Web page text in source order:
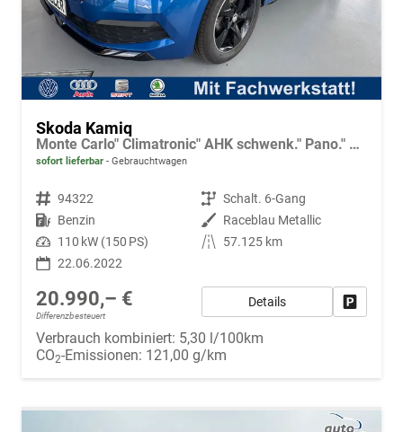
Skoda Kamiq
Monte Carlo" Climatronic" AHK schwenk." Pano." LED" Tempo.+ACC" PDC v.+h.+Kamera
sofort lieferbar Gebrauchtwagen
Fahrzeugnr. 94322 Getriebe Schalt. 6-Gang
Kraftstoff Benzin Außenfarbe Raceblau Metallic
Leistung 110 kW (150 PS) Kilometerstand
57.125 km
22.06.2022
20.990,– €
Differenzbesteuert
Details
Verbrauch kombiniert: 5,30 l/100km
CO2-Emissionen: 121,00 g/km